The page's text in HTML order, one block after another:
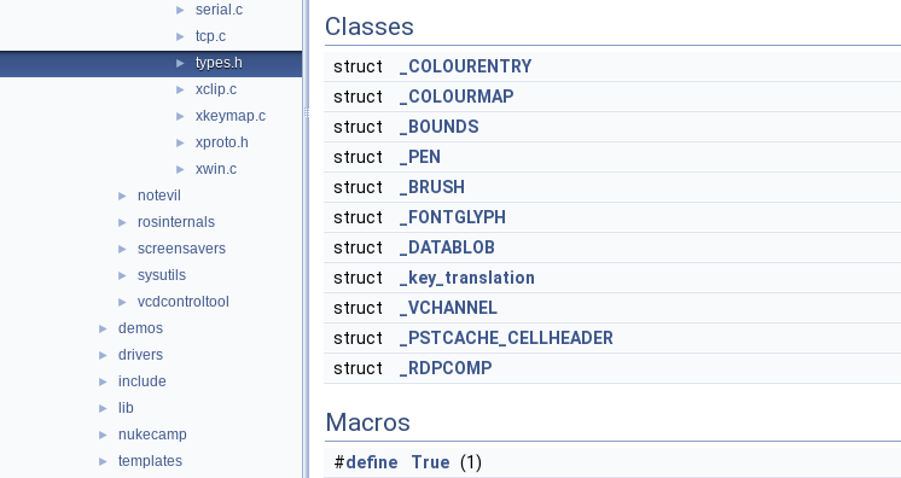
► serial.c
► tcp.c
► types.h
► xclip.c
► xkeymap.c
► xproto.h
► xwin.c
► notevil
► rosinternals
► screensavers
► sysutils
► vcdcontroltool
► demos
► drivers
► include
► lib
► nukecamp
► templates
Classes
struct
_COLOURENTRY
struct
_COLOURMAP
struct
_BOUNDS
struct
_PEN
struct
_BRUSH
struct
_FONTGLYPH
struct
_DATABLOB
struct
_key_translation
struct
_VCHANNEL
struct
_PSTCACHE_CELLHEADER
struct
_RDPCOMP
Macros
#define True (1)